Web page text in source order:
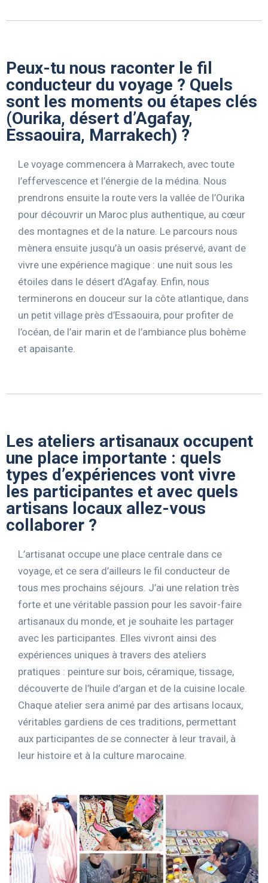
Peux-tu nous raconter le fil
conducteur du voyage ? Quels
sont les moments ou étapes clés
(Ourika, désert d’Agafay,
Essaouira, Marrakech) ?
Le voyage commencera à Marrakech, avec toute
l’effervescence et l’énergie de la médina. Nous
prendrons ensuite la route vers la vallée de l’Ourika
pour découvrir un Maroc plus authentique, au cœur
des montagnes et de la nature. Le parcours nous
mènera ensuite jusqu’à un oasis préservé, avant de
vivre une expérience magique : une nuit sous les
étoiles dans le désert d’Agafay. Enfin, nous
terminerons en douceur sur la côte atlantique, dans
un petit village près d’Essaouira, pour profiter de
l’océan, de l’air marin et de l’ambiance plus bohème
et apaisante.
Les ateliers artisanaux occupent
une place importante : quels
types d’expériences vont vivre
les participantes et avec quels
artisans locaux allez-vous
collaborer ?
L’artisanat occupe une place centrale dans ce
voyage, et ce sera d’ailleurs le fil conducteur de
tous mes prochains séjours. J’ai une relation très
forte et une véritable passion pour les savoir-faire
artisanaux du monde, et je souhaite les partager
avec les participantes. Elles vivront ainsi des
expériences uniques à travers des ateliers
pratiques : peinture sur bois, céramique, tissage,
découverte de l’huile d’argan et de la cuisine locale.
Chaque atelier sera animé par des artisans locaux,
véritables gardiens de ces traditions, permettant
aux participantes de se connecter à leur travail, à
leur histoire et à la culture marocaine.